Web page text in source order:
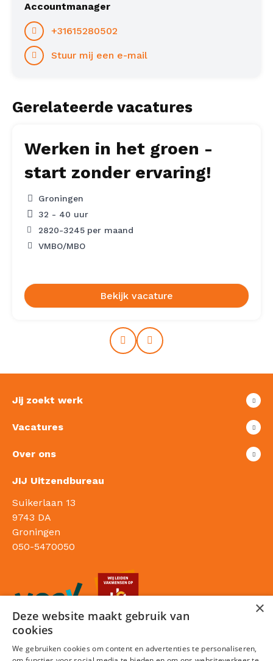
Accountmanager
+31615280502
Stuur mij een e-mail
Gerelateerde vacatures
Werken in het groen -
start zonder ervaring!
Groningen
32 - 40 uur
2820-3245 per maand
VMBO/MBO
Bekijk vacature
Prev Next
Jij zoekt werk
Vacatures
Over ons
JIJ Uitzendbureau
Suikerlaan 13
9743 DA
Groningen
050-5470050
×
Deze website maakt gebruik van
cookies
We gebruiken cookies om content en advertenties te personaliseren,